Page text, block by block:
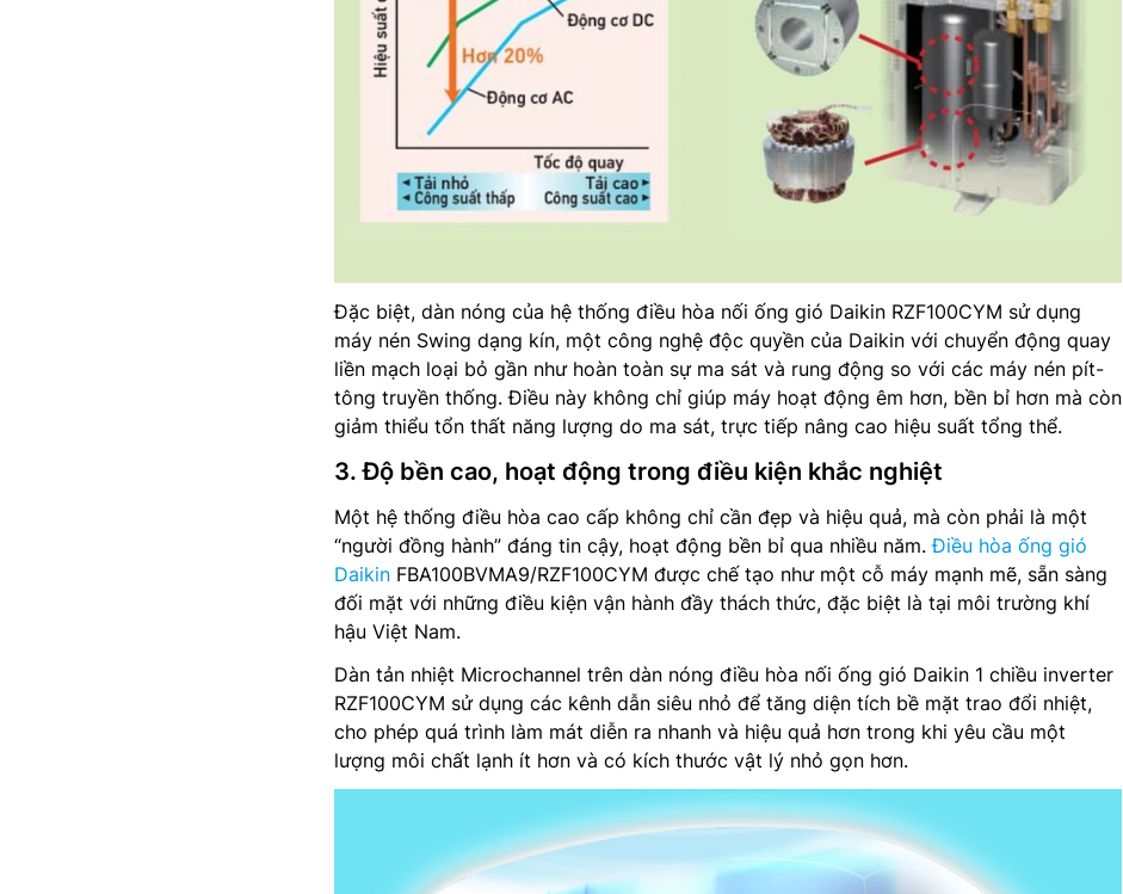
Đặc biệt, dàn nóng của hệ thống điều hòa nối ống gió Daikin RZF100CYM sử dụng
máy nén Swing dạng kín, một công nghệ độc quyền của Daikin với chuyển động quay
liền mạch loại bỏ gần như hoàn toàn sự ma sát và rung động so với các máy nén pít-
tông truyền thống. Điều này không chỉ giúp máy hoạt động êm hơn, bền bỉ hơn mà còn
giảm thiểu tổn thất năng lượng do ma sát, trực tiếp nâng cao hiệu suất tổng thể.
3. Độ bền cao, hoạt động trong điều kiện khắc nghiệt
Một hệ thống điều hòa cao cấp không chỉ cần đẹp và hiệu quả, mà còn phải là một
“người đồng hành” đáng tin cậy, hoạt động bền bỉ qua nhiều năm.Điều hòa ống gió
Daikin FBA100BVMA9/RZF100CYM được chế tạo như một cỗ máy mạnh mẽ, sẵn sàng
đối mặt với những điều kiện vận hành đầy thách thức, đặc biệt là tại môi trường khí
hậu Việt Nam.
Dàn tản nhiệt Microchannel trên dàn nóng điều hòa nối ống gió Daikin 1 chiều inverter
RZF100CYM sử dụng các kênh dẫn siêu nhỏ để tăng diện tích bề mặt trao đổi nhiệt,
cho phép quá trình làm mát diễn ra nhanh và hiệu quả hơn trong khi yêu cầu một
lượng môi chất lạnh ít hơn và có kích thước vật lý nhỏ gọn hơn.